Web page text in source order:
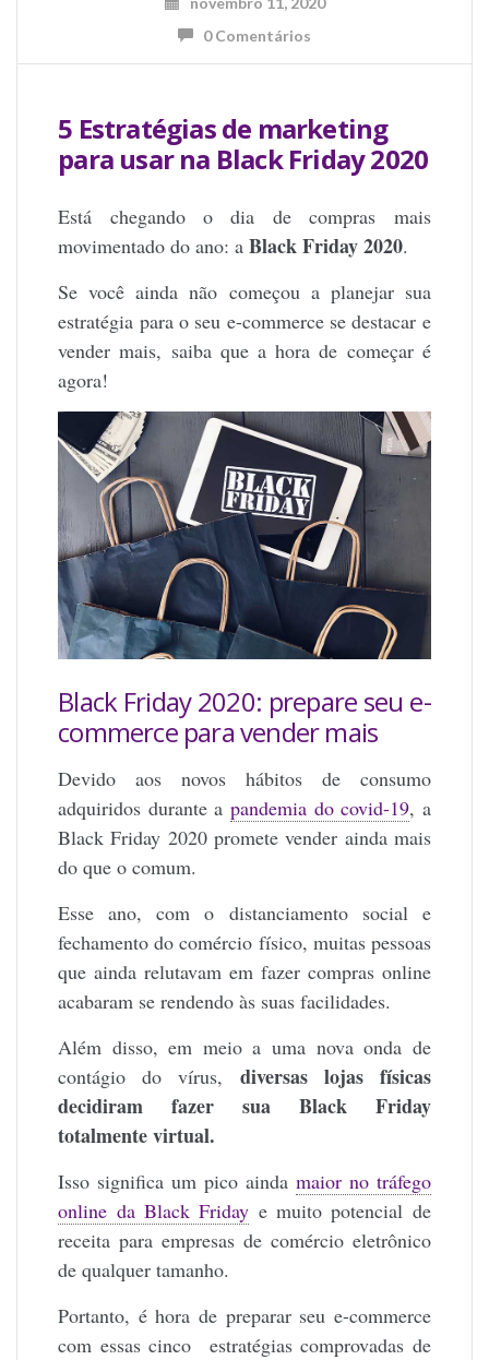
0 Comentários
5 Estratégias de marketing
para usar na Black Friday 2020
Está chegando o dia de compras mais
movimentado do ano: aBlack Friday 2020.
Se você ainda não começou a planejar sua
estratégia para o seu e-commerce se destacar e
vender mais, saiba que a hora de começar é
agora!
Black Friday 2020: prepare seu e-
commerce para vender mais
Devido aos novos hábitos de consumo
adquiridos durante a pandemia do covid-19, a
Black Friday 2020 promete vender ainda mais
do que o comum.
Esse ano, com o distanciamento social e
fechamento do comércio físico, muitas pessoas
que ainda relutavam em fazer compras online
acabaram se rendendo às suas facilidades.
Além disso, em meio a uma nova onda de
contágio do vírus, diversas lojas físicas
decidiram fazer sua Black Friday
totalmente virtual.
Isso significa um pico ainda maior no tráfego
online da Black Friday e muito potencial de
receita para empresas de comércio eletrônico
de qualquer tamanho.
Portanto, é hora de preparar seu e-commerce
com essas cinco estratégias comprovadas de